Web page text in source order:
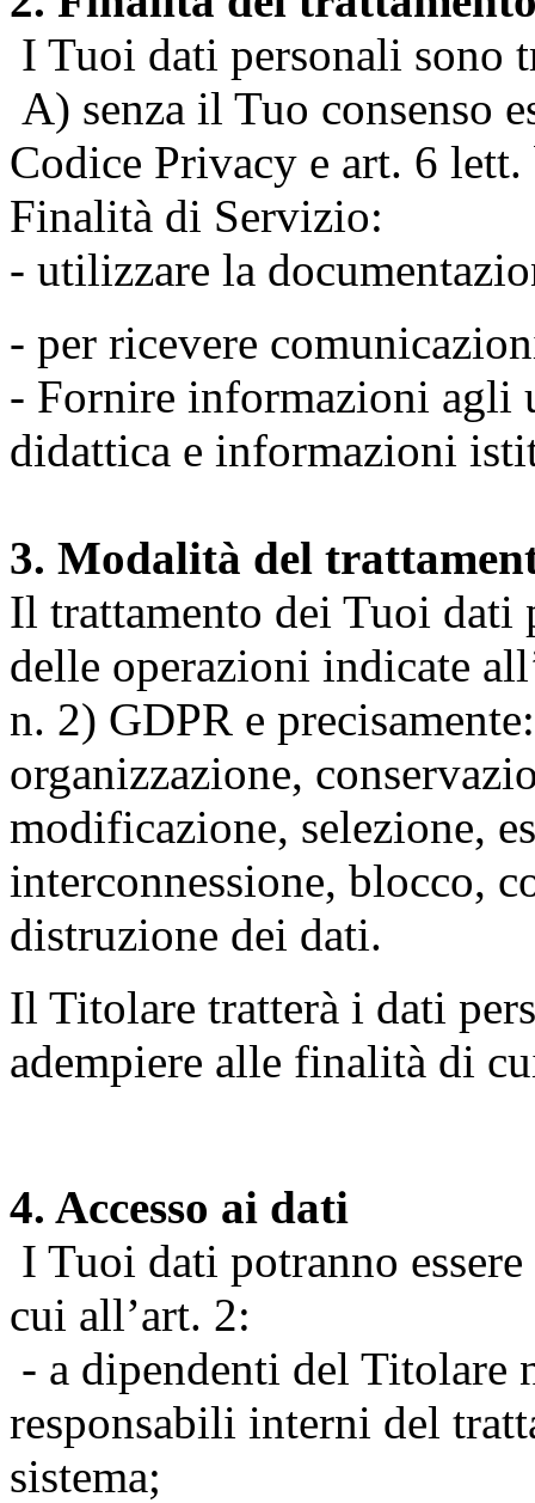
I Tuoi dati personali sono
A) senza il Tuo consenso
Codice Privacy e art. 6
Finalità di Servizio:
- utilizzare la
- per ricevere
- Fornire informazioni agli
didattica e informazioni
3. Modalità del
Il trattamento dei Tuoi dati
delle operazioni indicate
n. 2) GDPR e
organizzazione,
modificazione, selezione,
interconnessione, blocco,
distruzione dei dati.
Il Titolare tratterà i dati
adempiere alle finalità di
4. Accesso ai dati
I Tuoi dati potranno
cui all’art. 2:
- a dipendenti del Titolare
responsabili interni del
sistema;